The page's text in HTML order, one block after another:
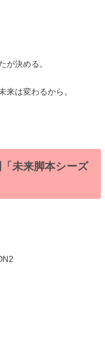
が決める。
来は変わるから。
未来脚本シーズ